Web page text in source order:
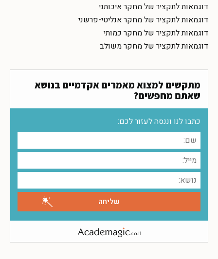
דוגמאות לתקציר של מחקר איכותני
דוגמאות לתקציר של מחקר אנליטי-פרשני
דוגמאות לתקציר של מחקר כמותי
דוגמאות לתקציר של מחקר משולב
מתקשים למצוא מאמרים אקדמיים בנושא
שאתם מחפשים?
כתבו לנו וננסה לעזור לכם: